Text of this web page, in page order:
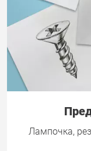
Лампочка,